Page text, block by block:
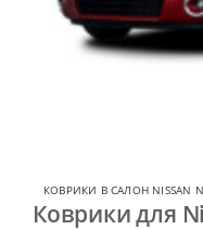
КОВРИКИ В САЛОН NISSAN
Коврики для